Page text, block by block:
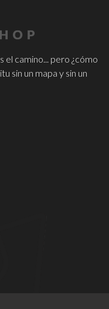
el camino... pero ¿cómo
sin un mapa y sin un